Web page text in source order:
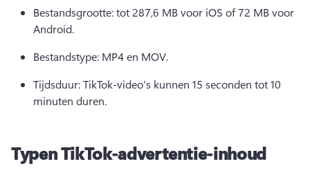
Bestandsgrootte: tot 287,6 MB voor iOS of 72 MB voor
Android.
Bestandstype: MP4 en MOV.
Tijdsduur: TikTok-video's kunnen 15 seconden tot 10
minuten duren.
Typen TikTok-advertentie-inhoud